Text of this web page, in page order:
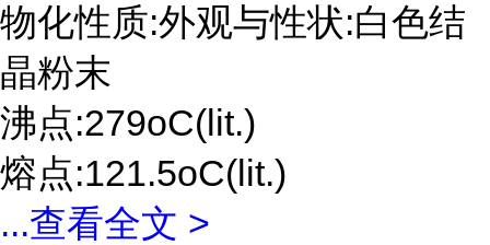
物化性质:外观与性状:白色结
晶粉末
沸点:279oC(lit.)
熔点:121.5oC(lit.)
...查看全文 >